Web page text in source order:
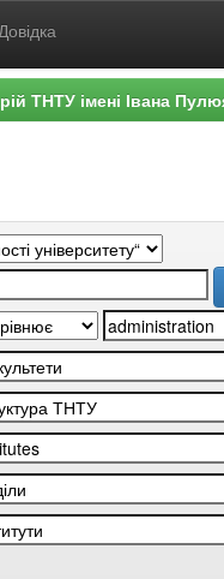
ТНТУ імені Івана